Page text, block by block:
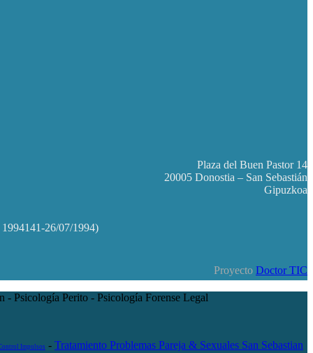
Plaza del Buen Pastor 14
20005 Donostia – San Sebastián
Gipuzkoa
26/07/1994)
Proyecto Doctor TIC
- Psicología Perito - Psicología Forense Legal
Impulsos - Tratamiento Problemas Pareja & Sexuales San Sebastian